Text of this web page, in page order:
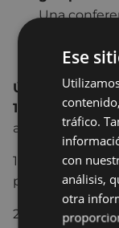
Una
literatura
psicológico
Último día
19 de febrero.
apuntaros:
1) En la
profesora de
2) En el
Ese
tráfico.
con
análisis,
otra